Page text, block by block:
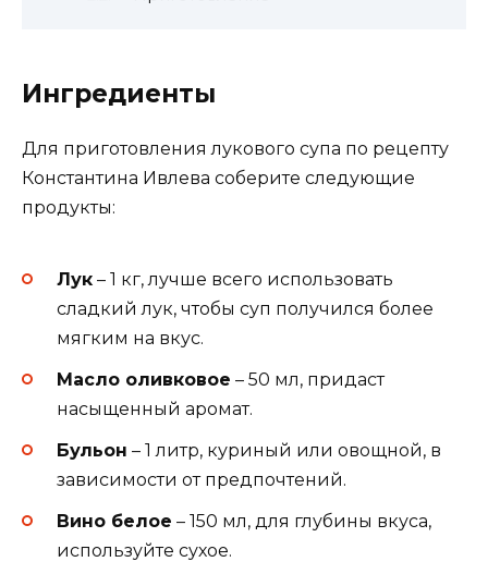
Ингредиенты
Для приготовления лукового супа по рецепту
Константина Ивлева соберите следующие
продукты:
Лук – 1 кг, лучше всего использовать
сладкий лук, чтобы суп получился более
мягким на вкус.
Масло оливковое – 50 мл, придаст
насыщенный аромат.
Бульон – 1 литр, куриный или овощной, в
зависимости от предпочтений.
Вино белое – 150 мл, для глубины вкуса,
используйте сухое.